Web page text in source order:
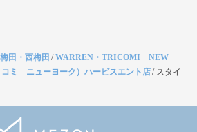
梅田・西梅田 /WARREN・TRICOMI NEW
ミ ニューヨーク）ハービスエント店/ スタイ